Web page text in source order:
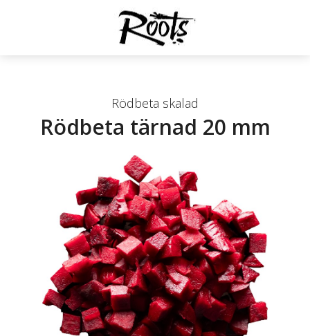
Rödbeta skalad
Rödbeta tärnad 20 mm